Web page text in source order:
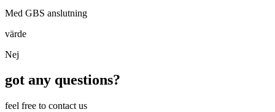
Med GBS anslutning
värde
Nej
got any questions?
feel free to contact us